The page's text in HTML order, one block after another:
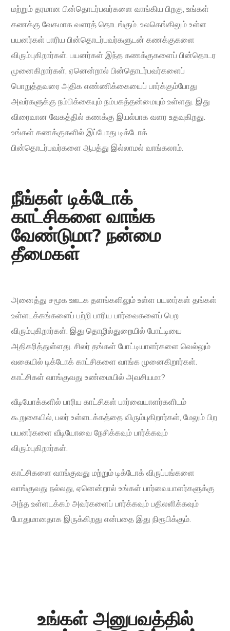
மற்றும் தரமான பின்தொடர்பவர்களை வாங்கிய பிறகு, உங்கள்
கணக்கு வேகமாக வளரத் தொடங்கும். உலகெங்கிலும் உள்ள
பயனர்கள் பாரிய பின்தொடர்பவர்களுடன் கணக்குகளை
விரும்புகிறார்கள். பயனர்கள் இந்த கணக்குகளைப் பின்தொடர
முனைகிறார்கள், ஏனென்றால் பின்தொடர்பவர்களைப்
பொறுத்தவரை அதிக எண்ணிக்கையைப் பார்க்கும்போது
அவர்களுக்கு நம்பிக்கையும் நம்பகத்தன்மையும் உள்ளது. இது
விரைவான வேகத்தில் கணக்கு இயல்பாக வளர உதவுகிறது.
உங்கள் கணக்குகளில் இப்போது டிக்டோக்
பின்தொடர்பவர்களை ஆபத்து இல்லாமல் வாங்கலாம்.
நீங்கள் டிக்டோக்
காட்சிகளை வாங்க
வேண்டுமா? நன்மை
தீமைகள்
அனைத்து சமூக ஊடக தளங்களிலும் உள்ள பயனர்கள் தங்கள்
உள்ளடக்கங்களைப் பற்றி பாரிய பார்வைகளைப் பெற
விரும்புகிறார்கள். இது தொழில்துறையில் போட்டியை
அதிகரித்துள்ளது. சிலர் தங்கள் போட்டியாளர்களை வெல்லும்
வகையில் டிக்டோக் காட்சிகளை வாங்க முனைகிறார்கள்.
காட்சிகள் வாங்குவது உண்மையில் அவசியமா?
வீடியோக்களில் பாரிய காட்சிகள் பார்வையாளர்களிடம்
கூறுகையில், பலர் உள்ளடக்கத்தை விரும்புகிறார்கள், மேலும் பிற
பயனர்களை வீடியோவை நேசிக்கவும் பார்க்கவும்
விரும்புகிறார்கள்.
காட்சிகளை வாங்குவது மற்றும் டிக்டோக் விருப்பங்களை
வாங்குவது நல்லது, ஏனென்றால் உங்கள் பார்வையாளர்களுக்கு
அந்த உள்ளடக்கம் அவர்களைப் பார்க்கவும் பதிலளிக்கவும்
போதுமானதாக இருக்கிறது என்பதை இது நிரூபிக்கும்.
உங்கள் அனுபவத்தில்